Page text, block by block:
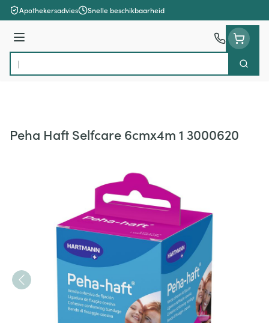
Ga naar de inhoud
Apothekersadvies Snelle beschikbaarheid
Menu
Product, merk, categorie...
Zoek
Peha Haft Selfcare 6cmx4m 1 3000620